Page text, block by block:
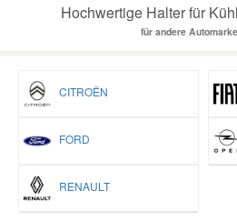
Hochwertige Halter für
für andere
CITROËN
FORD
RENAULT